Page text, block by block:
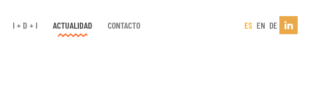
I + D + I ACTUALIDAD CONTACTO ES EN DE